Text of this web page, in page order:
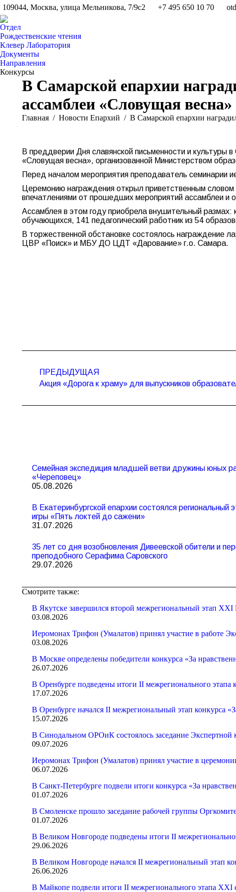
109044, Москва, улица Мельникова, 7/9с2 +7 495 650 10 70
Отдел
Рождественские чтения
Клевер Лаборатория
Документы
Направления
Конкурсы
В Самарской епархии
ассамблеи «Словущая весна»
Вы здесь:
Главная Новости Епархий В Самарской епархии
В преддверии Дня славянской письменности и культуры
«Словущая весна», организованной Министерством
Перед началом мероприятия преподаватель семинарии
Церемонию награждения открыл приветственным
впечатлениями от прошедших мероприятий ассамблеи и
Ассамблея в этом году приобрела внушительный размах:
обучающихся, 141 педагогический работник из 54
В торжественной обстановке состоялось награждение
ЦВР «Поиск» и МБУ ДО ЦДТ «Дарование» г.о. Самара.
записям
ПРЕДЫДУЩАЯ
Предыдущая
Акция «Дорога к храму» для выпускников
Семейная экспедиция младшей ветви дружины юных
«Череповец»
05.08.2026
В Екатеринбургской епархии состоялся региональный
игры «Пять локтей до сажени»
31.07.2026
35 лет со дня возобновления Дивеевской обители и
преподобного Серафима Саровского
29.07.2026
Смотрите также:
В Якутске завершился второй межрегиональный этап XXI
03.08.2026
Иеромонах Трифон (Умалатов) принял участие в работе
03.08.2026
В Москве определены победители конкурса «За
26.07.2026
В Оренбурге подведены итоги II межрегионального
17.07.2026
В Оренбурге начался II межрегиональный этап конкурса
15.07.2026
В Синодальном ОРОиК состоялось заседание Экспертной
09.07.2026
Иеромонах Трифон (Умалатов) принял участие в
06.07.2026
В Санкт-Петербурге подвели итоги конкурса «За
01.07.2026
В Смоленске прошло заседание рабочей группы
01.07.2026
В Великом Новгороде подведены итоги II
29.06.2026
В Великом Новгороде начался II межрегиональный этап
26.06.2026
В Майкопе подвели итоги II межрегионального этапа XXI